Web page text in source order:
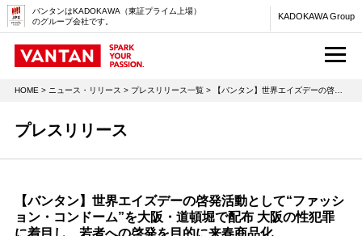
バンタンはKADOKAWA（東証プライム上場）
のグループ会社です。
KADOKAWA Group
HOME > ニュース・リリース > プレスリリース一覧 > 【バンタン】世界エイズデーの啓発活動として“ファッション・コンドーム”を大阪・道頓堀で配布 大阪の性犯罪に着目し、若者への啓発を目的に来春商品化
プレスリリース
【バンタン】世界エイズデーの啓発活動として“ファッシ
ョン・コンドーム”を大阪・道頓堀で配布 大阪の性犯罪
に着目し、若者への啓発を目的に来春商品化